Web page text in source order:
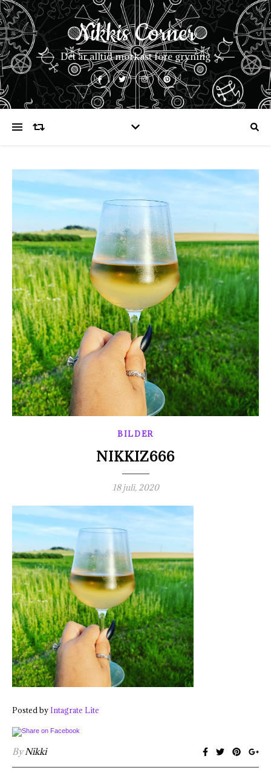
Nikkis Corner
Det är alltid mörkast före gryning
BILDER
NIKKIZ666
18 juli, 2020
Posted by Intagrate Lite
ByNikki